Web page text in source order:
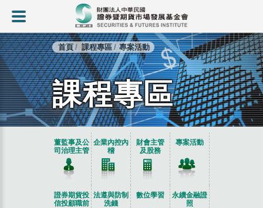
首頁 課程專區 專案活動
課程專區
董監事及公
司治理主管
企業內控內
稽
財會主管
及股務
專案活動
證券期貨投
信投顧職前
法遵與防制
洗錢
數位學習
永續金融證
照